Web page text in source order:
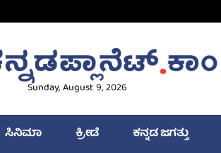
Sunday, August 9, 2026
ಸಿನಿಮಾ ಕ್ರೀಡೆ ಕನ್ನಡ ಜಗತ್ತು